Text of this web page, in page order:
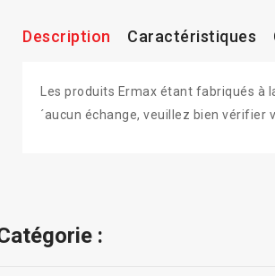
Description Caractéristiques
Les produits Ermax étant fabriqués à
´aucun échange, veuillez bien vérifier
: